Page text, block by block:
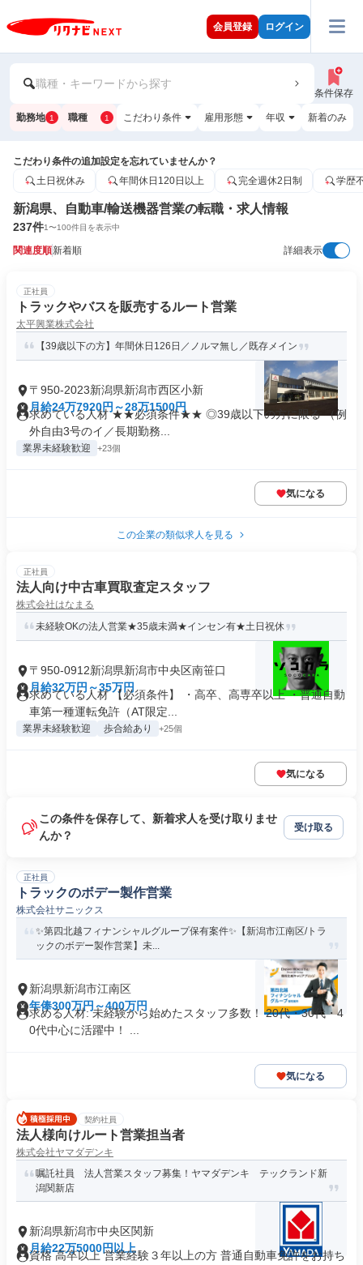
会員登録 ログイン
職種・キーワードから探す
条件保存
勤務地 1 職種 1 こだわり条件 雇用形態 年収 新着のみ
こだわり条件の追加設定を忘れていませんか？
土日祝休み
年間休日120日以上 完全週休2日制 学歴
新潟県、自動車/輸送機器営業の転職・求人情報
237件1〜100件目を表示中
関連度順新着順 詳細表示
正社員
トラックやバスを販売するルート営業
太平興業株式会社
【39歳以下の方】年間休日126日／ノルマ無し／既存メイン
〒950-2023新潟県新潟市西区小新
月給24万7920円～28万1500円
求めている人材 ★★必須条件★★ ◎39歳以下の方に限る （例
外自由3号のイ／長期勤務...
業界未経験歓迎 +23個
気になる
この企業の類似求人を見る
正社員
法人向け中古車買取査定スタッフ
株式会社はなまる
未経験OKの法人営業★35歳未満★インセン有★土日祝休
〒950-0912新潟県新潟市中央区南笹口
月給32万円～35万円
求めている人材 【必須条件】 ・高卒、高専卒以上 ・普通自動
車第一種運転免許（AT限定...
業界未経験歓迎 歩合給あり +25個
気になる
この条件を保存して、新着求人を受け取りませ
んか？
受け取る
正社員
トラックのボデー製作営業
株式会社サニックス
✨️第四北越フィナンシャルグループ保有案件✨️【新潟市江南区/トラ
ックのボデー製作営業】未...
新潟県新潟市江南区
年俸300万円～400万円
求める人材: 未経験から始めたスタッフ多数！ 20代・30代・4
0代中心に活躍中！ ...
気になる
契約社員
法人様向けルート営業担当者
株式会社ヤマダデンキ
嘱託社員 法人営業スタッフ募集！ヤマダデンキ テックランド新
潟関新店
新潟県新潟市中央区関新
月給22万5000円以上
資格 高卒以上 営業経験３年以上の方 普通自動車免許をお持ち